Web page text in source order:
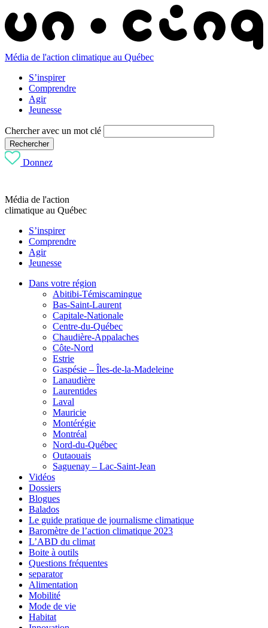
Média de l'action climatique au Québec
S’inspirer
Comprendre
Agir
Jeunesse
Chercher avec un mot clé
Rechercher
Donnez
Média de l'action
climatique au Québec
S’inspirer
Comprendre
Agir
Jeunesse
Dans votre région
Abitibi-Témiscamingue
Bas-Saint-Laurent
Capitale-Nationale
Centre-du-Québec
Chaudière-Appalaches
Côte-Nord
Estrie
Gaspésie – Îles-de-la-Madeleine
Lanaudière
Laurentides
Laval
Mauricie
Montérégie
Montréal
Nord-du-Québec
Outaouais
Saguenay – Lac-Saint-Jean
Vidéos
Dossiers
Blogues
Balados
Le guide pratique de journalisme climatique
Baromètre de l’action climatique 2023
L’ABD du climat
Boite à outils
Questions fréquentes
separator
Alimentation
Mobilité
Mode de vie
Habitat